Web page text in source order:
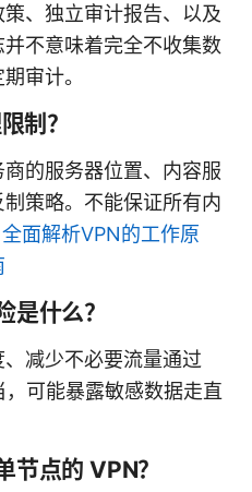
、独立审计报告、以及
不意味着完全不收集数
审计。
制？
的服务器位置、内容服
策略。不能保证所有内
面解析VPN的工作原
是什么？
减少不必要流量通过
可能暴露敏感数据走直
节点的 VPN？